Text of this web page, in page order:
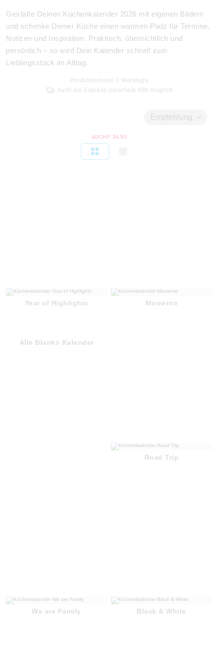
Gestalte Deinen Küchenkalender 2026 mit eigenen Bildern
und schenke Deiner Küche einen warmen Platz für Termine,
Notizen und Inspiration. Praktisch, übersichtlich und
persönlich – so wird Dein Kalender schnell zum
Lieblingsstück im Alltag.
Produktionszeit 2 Werktage
Auch als Express innerhalb 48h möglich
Empfehlung
abCHF 24.90
Year of Highlights Momente
Road Trip
We are Family Black & White
Alle Blanko Kalender